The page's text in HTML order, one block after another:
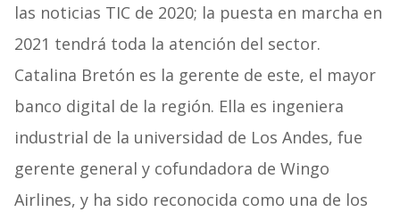
las noticias TIC de 2020; la puesta en marcha en
2021 tendrá toda la atención del sector.
Catalina Bretón es la gerente de este, el mayor
banco digital de la región. Ella es ingeniera
industrial de la universidad de Los Andes, fue
gerente general y cofundadora de Wingo
Airlines, y ha sido reconocida como una de los